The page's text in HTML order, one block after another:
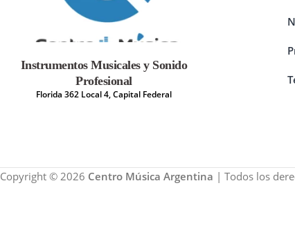
Instrumentos Musicales y Sonido
Profesional
Florida 362 Local 4, Capital Federal
Copyright © 2026 Centro Música Argentina | Todos los